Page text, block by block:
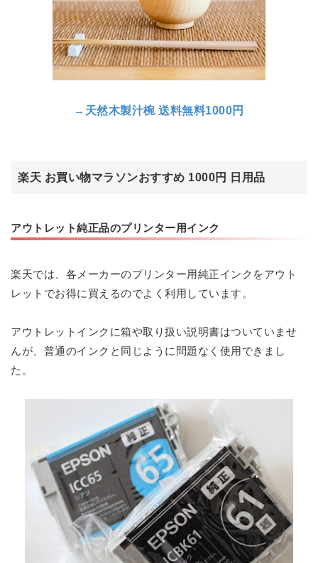
→ 天然木製汁椀 送料無料1000円
楽天 お買い物マラソンおすすめ 1000円 日用品
アウトレット純正品のプリンター用インク
楽天では、各メーカーのプリンター用純正インクをアウト
レットでお得に買えるのでよく利用しています。
アウトレットインクに箱や取り扱い説明書はついていませ
んが、普通のインクと同じように問題なく使用できまし
た。